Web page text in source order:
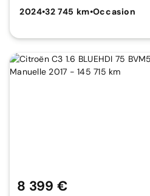
2024•32 745 km•Occasion
8 399 €